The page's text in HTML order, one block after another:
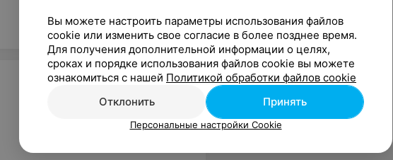
Вы можете настроить параметры использования файлов
cookie или изменить свое согласие в более позднее время.
Для получения дополнительной информации о целях,
сроках и порядке использования файлов cookie вы можете
ознакомиться с нашей Политикой обработки файлов cookie
Отклонить
Принять
Персональные настройки Cookie